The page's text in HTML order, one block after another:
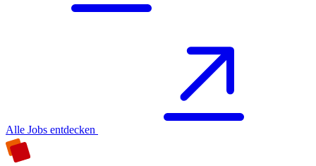
Alle Jobs entdecken